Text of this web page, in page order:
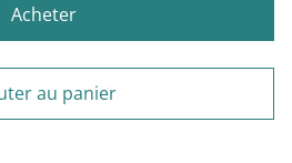
Acheter
au panier